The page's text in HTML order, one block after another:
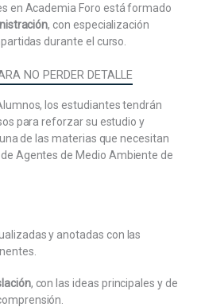
Administración: Objeto y
de aplicación.
y solvencia del empresario.
Públicas. Adjudicación,
y extinción de los contratos.
Pública de la Junta de
constitucionales. Legislación
Estructura y contenido. Clases
Provisión de puestos, carrera
administrativas, régimen de
Colectivo del personal
en Academia Foro está formado
, con especialización
durante el curso.
NO PERDER DETALLE
los estudiantes tendrán
para reforzar su estudio y
de las materias que necesitan
Agentes de Medio Ambiente de
y anotadas con las
, con las ideas principales y de